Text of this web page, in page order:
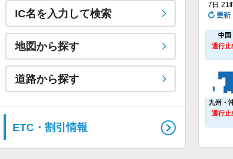
IC名を入力して検索
地図から探す
道路から探す
ETC・割引情報
7日 21
中国
通行止
九州・
通行止